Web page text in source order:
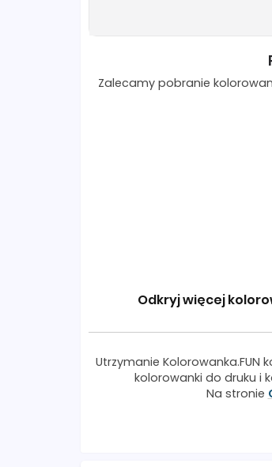
Zalecamy pobranie
Odkryj więcej
Utrzymanie
kolorowanki do druku i
Na stronie